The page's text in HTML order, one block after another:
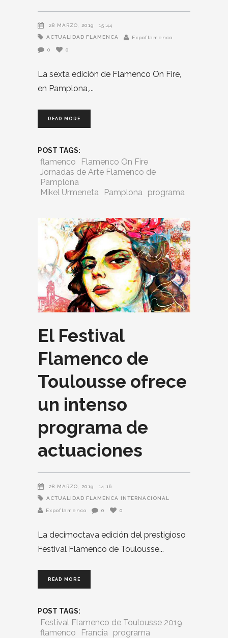
28 MARZO, 2019 15:44
ACTUALIDAD FLAMENCA Expoflamenco
0 0
La sexta edición de Flamenco On Fire,
en Pamplona,
READ MORE
POST TAGS:
flamenco
Flamenco On Fire
Jornadas de Arte Flamenco de
Pamplona
Mikel Urmeneta
Pamplona programa
El Festival
Flamenco de
Toulousse ofrece
un intenso
programa de
actuaciones
28 MARZO, 2019 14:16
ACTUALIDAD FLAMENCA INTERNACIONAL
Expoflamenco 0 0
La decimoctava edición del prestigioso
Festival Flamenco de Toulousse
READ MORE
POST TAGS:
Festival Flamenco de Toulousse 2019
flamenco
Francia programa